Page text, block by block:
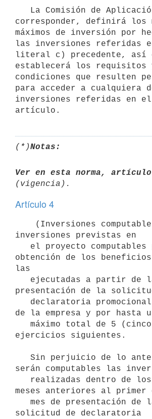
corresponder, definirá los
máximos de inversión por
las inversiones referidas
literal c) precedente, así
establecerá los requisitos
condiciones que resulten
para acceder a cualquiera
inversiones referidas en el
(*)Notas:
Ver en esta norma,
Artículo 4
inversiones previstas en
obtención de los
las
presentación de la
de la empresa y por hasta
ejercicios siguientes.
serán computables las
meses anteriores al primer
solicitud de declaratoria